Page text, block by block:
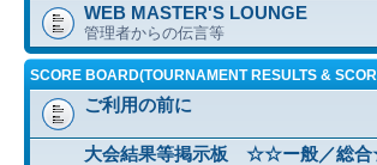
WEB MASTER'S LOUNGE
管理者からの伝言等
SCORE BOARD(TOURNAMENT RESULTS &
ご利用の前に
大会結果等掲示板 ☆☆ー般／総